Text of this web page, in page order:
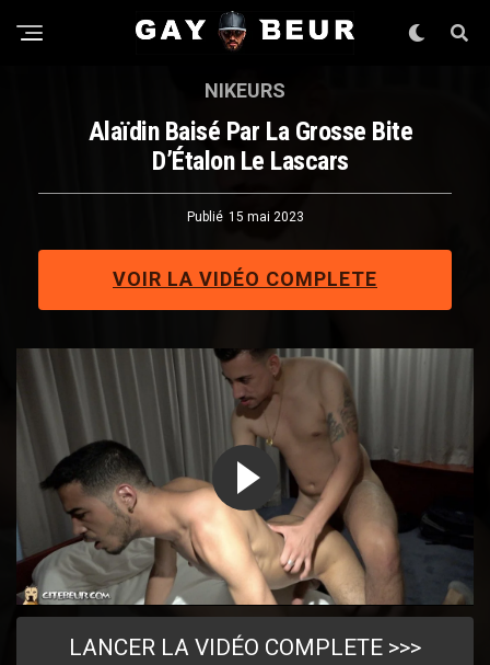
LANCER LA VIDÉO COMPLETE >>>
NIKEURS
Alaïdin Baisé Par La Grosse Bite
D’Étalon Le Lascars
Publié 15 mai 2023
VOIR LA VIDÉO COMPLETE